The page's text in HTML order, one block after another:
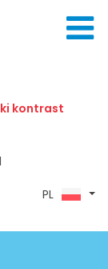
kontrast
pokaż
PL